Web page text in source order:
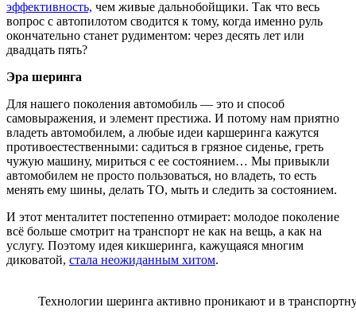
эффективность, чем живые дальнобойщики. Так что весь
вопрос с автопилотом сводится к тому, когда именно руль
окончательно станет рудиментом: через десять лет или
двадцать пять?
Эра шеринга
Для нашего поколения автомобиль — это и способ
самовыражения, и элемент престижа. И потому нам приятно
владеть автомобилем, а любые идеи каршеринга кажутся
противоестественными: садиться в грязное сиденье, греть
чужую машину, мириться с ее состоянием… Мы привыкли
автомобилем не просто пользоваться, но владеть, то есть
менять ему шины, делать ТО, мыть и следить за состоянием.
И этот менталитет постепенно отмирает: молодое поколение
всё больше смотрит на транспорт не как на вещь, а как на
услугу. Поэтому идея кикшеринга, кажущаяся многим
диковатой, стала неожиданным хитом.
Технологии шеринга активно проникают и в